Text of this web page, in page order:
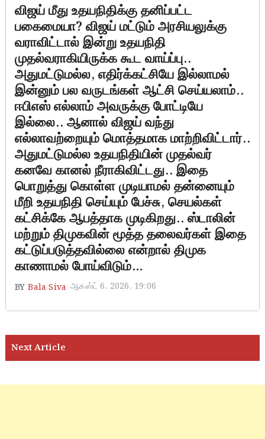
விஜய் மீது உதயநிதிக்கு தனிப்பட்ட
பகைமையா? விஜய் மட்டும் அரசியலுக்கு
வராவிட்டால் இன்று உதயநிதி
முதல்வராகியிருக்க கூட வாய்ப்பு..
அதுமட்டுமல்ல, எதிர்க்கட்சியே இல்லாமல்
இன்னும் பல வருடங்கள் ஆட்சி செய்யலாம்..
ஈபிஎஸ் எல்லாம் அவருக்கு போட்டியே
இல்லை.. ஆனால் விஜய் வந்து
எல்லாவற்றையும் மொத்தமாக மாற்றிவிட்டார்..
அதுமட்டுமல்ல உதயநிதியின் முதல்வர்
கனவே கானல் நீராகிவிட்டது.. இதை
பொறுத்து கொள்ள முடியாமல் தன்னையும்
மீறி உதயநிதி செய்யும் பேச்சு, செயல்கள்
கட்சிக்கே ஆபத்தாக முடிகிறது.. ஸ்டாலின்
மற்றும் திமுகவின் மூத்த தலைவர்கள் இதை
கட்டுப்படுத்தவில்லை என்றால் திமுக
காணாமல் போய்விடும்…
BY Bala Siva ஆகஸ்ட் 6, 2026, 19:06